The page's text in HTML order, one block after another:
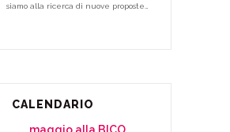
siamo alla ricerca di nuove proposte…
CALENDARIO
maggio alla BICO